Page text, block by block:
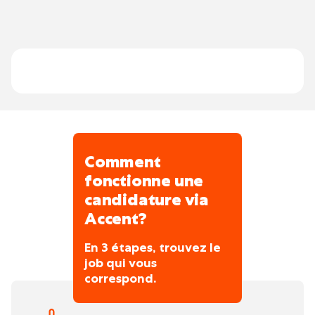
Comment
fonctionne une
candidature via
Accent?
En 3 étapes, trouvez le
job qui vous
correspond.